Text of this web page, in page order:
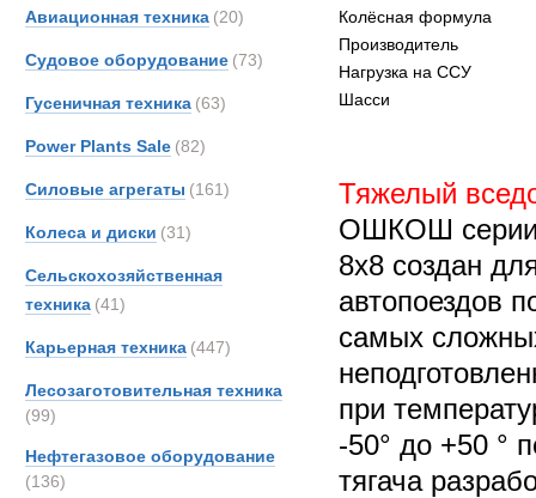
Авиационная техника (20)
Судовое оборудование (73)
Гусеничная техника (63)
Power Plants Sale (82)
Силовые агрегаты (161)
Колеса и диски (31)
Сельскохозяйственная
техника (41)
Карьерная техника (447)
Лесозаготовительная техника
(99)
Нефтегазовое оборудование
(136)
Колёсная формула
Производитель
Нагрузка на ССУ
Шасси
Тяжелый
ОШКОШ серии
8х8 создан
автопоездов
самых
при
-50° до +50 °
тягача